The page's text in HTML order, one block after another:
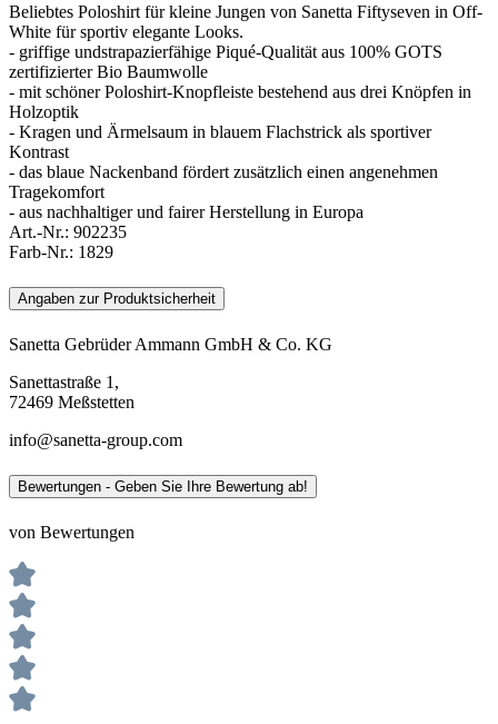
Beliebtes Poloshirt für kleine Jungen von Sanetta Fiftyseven in Off-
White für sportiv elegante Looks.
- griffige undstrapazierfähige Piqué-Qualität aus 100% GOTS
zertifizierter Bio Baumwolle
- mit schöner Poloshirt-Knopfleiste bestehend aus drei Knöpfen in
Holzoptik
- Kragen und Ärmelsaum in blauem Flachstrick als sportiver
Kontrast
- das blaue Nackenband fördert zusätzlich einen angenehmen
Tragekomfort
- aus nachhaltiger und fairer Herstellung in Europa
Art.-Nr.: 902235
Farb-Nr.: 1829
Angaben zur Produktsicherheit
Sanetta Gebrüder Ammann GmbH & Co. KG
Sanettastraße 1,
72469 Meßstetten
info@sanetta-group.com
Bewertungen - Geben Sie Ihre Bewertung ab!
von Bewertungen